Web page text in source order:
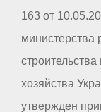
163 от
министерства
хозяйства
утвержден